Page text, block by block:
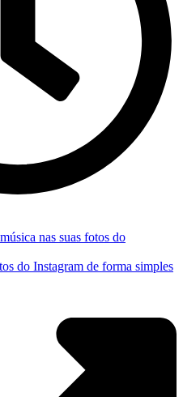
nas suas fotos do
do Instagram de forma simples